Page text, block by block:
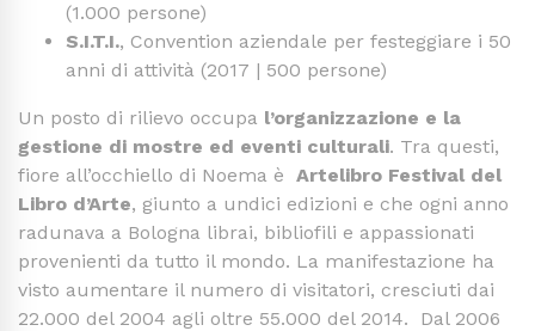
(1.000 persone)
S.I.T.I., Convention aziendale per festeggiare i 50
anni di attività (2017 | 500 persone)
Un posto di rilievo occupa l’organizzazione e la
gestione di mostre ed eventi culturali. Tra questi,
fiore all’occhiello di Noema è Artelibro Festival del
Libro d’Arte, giunto a undici edizioni e che ogni anno
radunava a Bologna librai, bibliofili e appassionati
provenienti da tutto il mondo. La manifestazione ha
visto aumentare il numero di visitatori, cresciuti dai
22.000 del 2004 agli oltre 55.000 del 2014. Dal 2006